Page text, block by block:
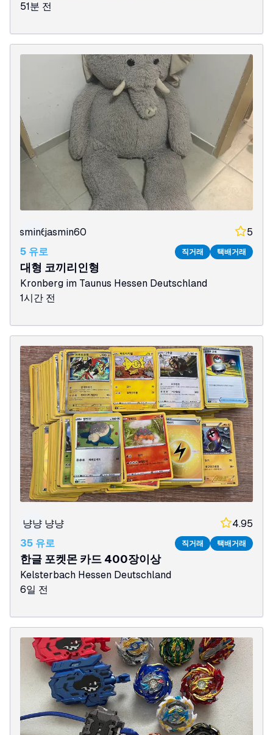
51분 전
jasmin60jasmin60
5
5 유로
직거래 택배거래
대형 코끼리인형
Kronberg im Taunus Hessen Deutschland
1시간 전
냥냥 냥냥
4.95
35 유로
직거래 택배거래
한글 포켓몬 카드 400장이상
Kelsterbach Hessen Deutschland
6일 전